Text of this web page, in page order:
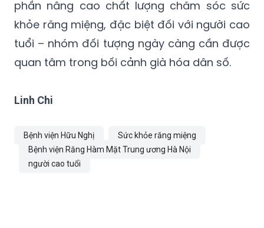
phần nâng cao chất lượng chăm sóc sức
khỏe răng miệng, đặc biệt đối với người cao
tuổi – nhóm đối tượng ngày càng cần được
quan tâm trong bối cảnh già hóa dân số.
Linh Chi
Bệnh viện Hữu Nghị
Sức khỏe răng miệng
Bệnh viện Răng Hàm Mặt Trung ương Hà Nội
người cao tuổi